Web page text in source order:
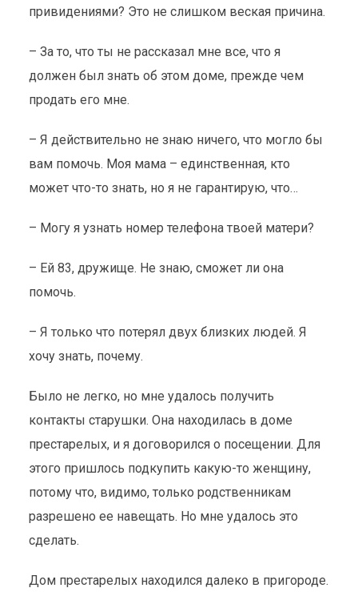
привидениями? Это не слишком веская причина.
– За то, что ты не рассказал мне все, что я
должен был знать об этом доме, прежде чем
продать его мне.
– Я действительно не знаю ничего, что могло бы
вам помочь. Моя мама – единственная, кто
может что-то знать, но я не гарантирую, что…
– Могу я узнать номер телефона твоей матери?
– Ей 83, дружище. Не знаю, сможет ли она
помочь.
– Я только что потерял двух близких людей. Я
хочу знать, почему.
Было не легко, но мне удалось получить
контакты старушки. Она находилась в доме
престарелых, и я договорился о посещении. Для
этого пришлось подкупить какую-то женщину,
потому что, видимо, только родственникам
разрешено ее навещать. Но мне удалось это
сделать.
Дом престарелых находился далеко в пригороде.